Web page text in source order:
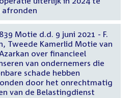
afronden
Motie d.d. 9 juni 2021 - F.
Tweede Kamerlid Motie van
over financieel
van ondernemers die
schade hebben
door het onrechtmatig
van de Belastingdienst